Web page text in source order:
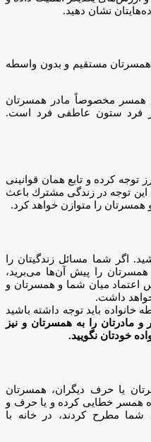
نشان دهید.
همسرتان مستقیم و بدون واسطه
همسر مخصوصاً مادر همسرتان
هر فرد ستون عاطفی فرد است.
کرده و تابع همان قوانینی
توجه در زندگی مشترك باعث
را متوازن خواهد کرد.
اگر شما مسائل زندگیتان را
همسرتان را پیش آن‌ها می‌برید،
میان شما و همسرتان و
داشت.
خانواده باید توجه داشته باشید
و مادرتان را به همسرتان و نیز
خودتان نگویید.
یا حرف دیگران، همسرتان
همسر خطایی کرده و یا حرف و
شما مطرح کردند، در خانه با